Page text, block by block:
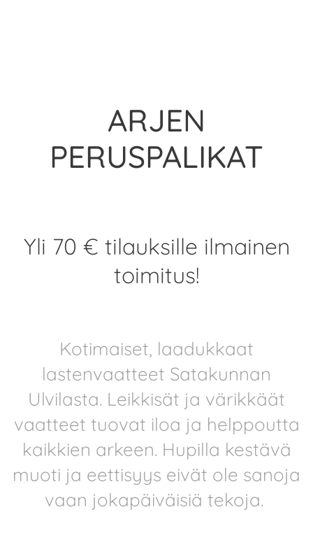
ARJEN
PERUSPALIKAT
Yli 70 € tilauksille ilmainen
toimitus!
Kotimaiset, laadukkaat
lastenvaatteet Satakunnan
Ulvilasta. Leikkisät ja värikkäät
vaatteet tuovat iloa ja helppoutta
kaikkien arkeen. Hupilla kestävä
muoti ja eettisyys eivät ole sanoja
vaan jokapäiväisiä tekoja.